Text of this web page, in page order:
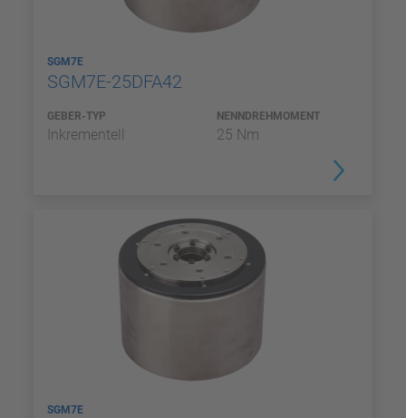
SGM7E
SGM7E-25DFA42
GEBER-TYP
Inkrementell
NENNDREHMOMENT
25 Nm
SGM7E